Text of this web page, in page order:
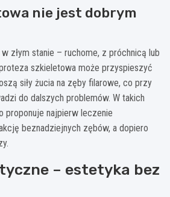
nie jest dobrym
złym stanie – ruchome, z próchnicą lub
szkieletowa może przyspieszyć
siły żucia na zęby filarowe, co przy
do dalszych problemów. W takich
proponuje najpierw leczenie
beznadziejnych zębów, a dopiero
– estetyka bez